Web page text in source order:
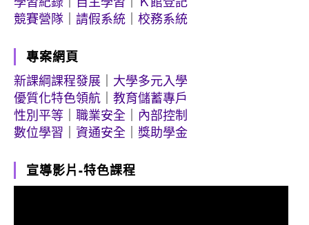
競賽營隊
請假系統 校務系統
專案網頁
新課綱課程發展
大學多元入學
優質化特色領航
教育儲蓄專戶
性別平等
職業安全
內部控制
數位學習
資通安全 獎助學金
宣導影片-特色課程